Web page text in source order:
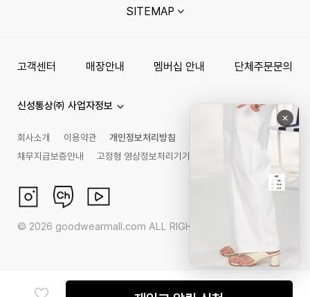
SITEMAP
고객센터 매장안내 멤버십 안내 단체주문문의
신성통상㈜ 사업자정보
회사소개 이용약관
개인정보처리방침
채무지급보증안내
고정형 영상정보처리기기 운영관리 방침
© 2026 goodwearmall.com ALL RIGHTS RESERVED